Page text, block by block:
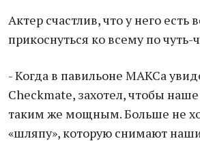
Актер счастлив, что у него есть
прикоснуться ко всему по чуть-
- Когда в павильоне МАКСа
Checkmate, захотел, чтобы
таким же мощным. Больше не
«шляпу», которую снимают